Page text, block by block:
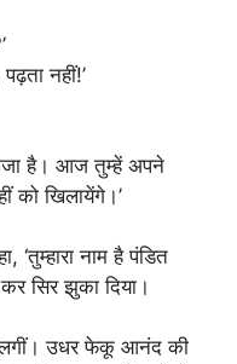
नहीं!’
है। आज तुम्हें अपने
को खिलायेंगे।’
नाम है पंडित
सिर झुका दिया।
लगीं। उधर फेकू आनंद की